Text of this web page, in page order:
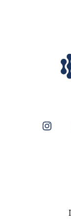
Instagram